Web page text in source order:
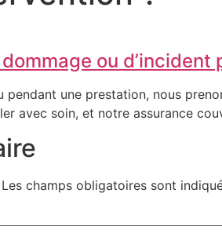
ou
pendant une prestation, nous
avec soin, et notre assurance
Les champs obligatoires sont